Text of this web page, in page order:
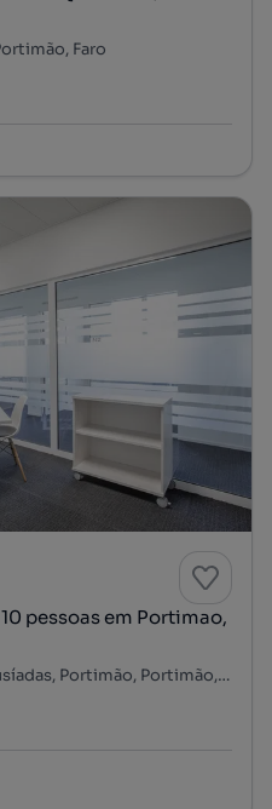
Faro
pessoas em Portimao,
Avenida das Comunidades Lusíadas, Portimão, Portimão, Faro